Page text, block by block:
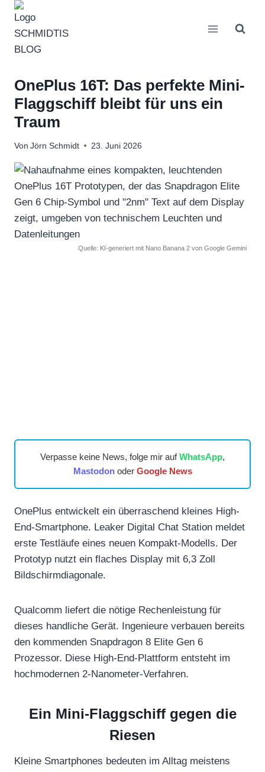
Zum
Inhalt
springen
OnePlus 16T: Das perfekte Mini-
Flaggschiff bleibt für uns ein
Traum
Von Jörn Schmidt 23. Juni 2026
Quelle: KI-generiert mit Nano Banana 2 von Google Gemini
Verpasse keine News, folge mir aufWhatsApp,
Mastodonoder Google News
OnePlus entwickelt ein überraschend kleines High-
End-Smartphone. Leaker Digital Chat Station meldet
erste Testläufe eines neuen Kompakt-Modells. Der
Prototyp nutzt ein flaches Display mit 6,3 Zoll
Bildschirmdiagonale.
Qualcomm liefert die nötige Rechenleistung für
dieses handliche Gerät. Ingenieure verbauen bereits
den kommenden Snapdragon 8 Elite Gen 6
Prozessor. Diese High-End-Plattform entsteht im
hochmodernen 2-Nanometer-Verfahren.
Ein Mini-Flaggschiff gegen die
Riesen
Kleine Smartphones bedeuten im Alltag meistens